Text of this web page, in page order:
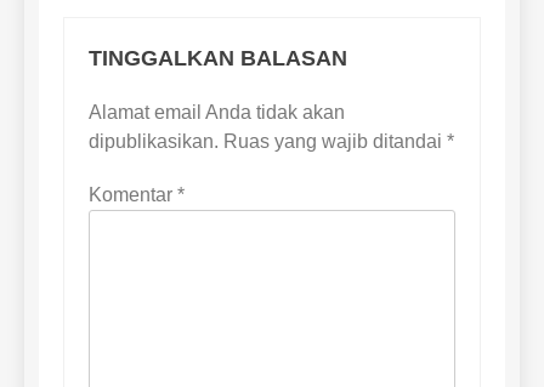
TINGGALKAN BALASAN
Alamat email Anda tidak akan
dipublikasikan. Ruas yang wajib ditandai *
Komentar *